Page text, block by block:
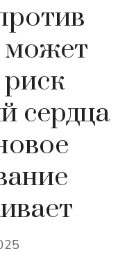
может
сердца